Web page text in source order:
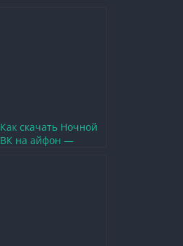
Как скачать Ночной
ВК на айфон —